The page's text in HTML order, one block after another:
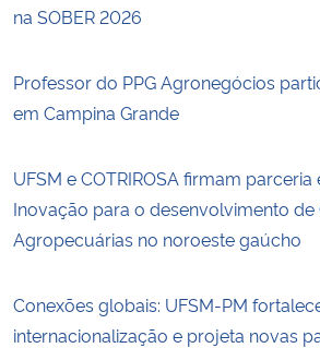
na SOBER 2026
Professor do PPG Agronegócios
em Campina Grande
UFSM e COTRIROSA firmam
Inovação para o desenvolvimento de
Agropecuárias no noroeste gaúcho
Conexões globais: UFSM-PM
internacionalização e projeta novas